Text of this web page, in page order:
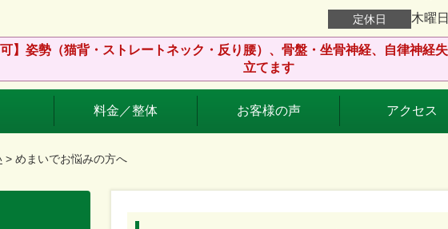
定休日 木曜
可】姿勢（猫背・ストレートネック・反り腰）、骨盤・坐骨神経、自律神経
立てます
料金／整体 お客様の声 アクセス
> めまいでお悩みの方へ